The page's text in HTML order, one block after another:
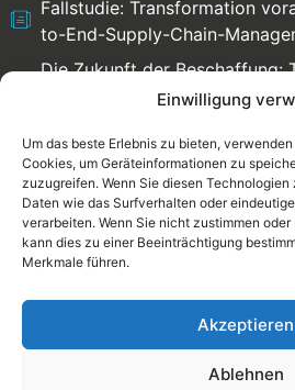
Einwilligung
Um das beste Erlebnis zu bieten,
Cookies, um Geräteinformationen zu
zuzugreifen. Wenn Sie diesen
Daten wie das Surfverhalten oder
verarbeiten. Wenn Sie nicht zustimmen
kann dies zu einer Beeinträchtigung
Merkmale führen.
Akzeptieren
Ablehnen
Fallstudie: Transformation
to-End-Supply-Chain-
Die Zukunft der Beschaffung:
Herausforderungen
Select language:
English Deutsch